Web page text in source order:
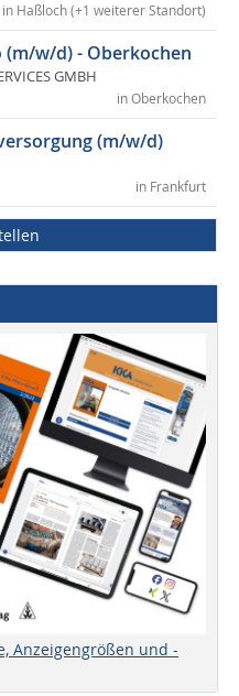
in Haßloch (+1 weiterer Standort)
w/d) - Oberkochen
GMBH
in Oberkochen
(m/w/d)
in Frankfurt
Anzeigengrößen und -